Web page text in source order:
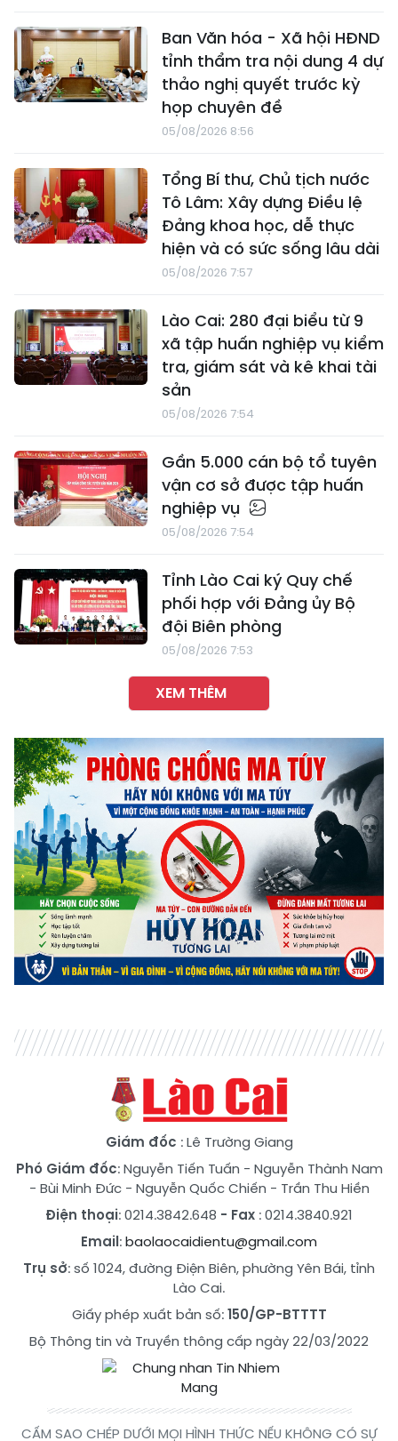
Ban Văn hóa - Xã hội HĐND
tỉnh thẩm tra nội dung 4 dự
thảo nghị quyết trước kỳ
họp chuyên đề
05/08/2026 8:56
Tổng Bí thư, Chủ tịch nước
Tô Lâm: Xây dựng Điều lệ
Đảng khoa học, dễ thực
hiện và có sức sống lâu dài
05/08/2026 7:57
Lào Cai: 280 đại biểu từ 9
xã tập huấn nghiệp vụ kiểm
tra, giám sát và kê khai tài
sản
05/08/2026 7:54
Gần 5.000 cán bộ tổ tuyên
vận cơ sở được tập huấn
nghiệp vụ
05/08/2026 7:54
Tỉnh Lào Cai ký Quy chế
phối hợp với Đảng ủy Bộ
đội Biên phòng
05/08/2026 7:53
XEM THÊM
Giám đốc : Lê Trường Giang
Phó Giám đốc:Nguyễn Tiến Tuấn - Nguyễn Thành Nam
- Bùi Minh Đức- Nguyễn Quốc Chiến - Trần Thu Hiền
Điện thoại: 0214.3842.648 - Fax : 0214.3840.921
Email:baolaocaidientu@gmail.com
Trụ sở: số 1024, đường Điện Biên, phường Yên Bái, tỉnh
Lào Cai.
Giấy phép xuất bản số:150/GP-BTTTT
Bộ Thông tin và Truyền thông cấp ngày 22/03/2022
CẤM SAO CHÉP DƯỚI MỌI HÌNH THỨC NẾU KHÔNG CÓ SỰ